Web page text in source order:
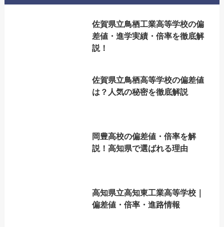
佐賀県立鳥栖工業高等学校の偏
差値・進学実績・倍率を徹底解
説！
佐賀県立鳥栖高等学校の偏差値
は？人気の秘密を徹底解説
岡豊高校の偏差値・倍率を解
説！高知県で選ばれる理由
高知県立高知東工業高等学校｜
偏差値・倍率・進路情報